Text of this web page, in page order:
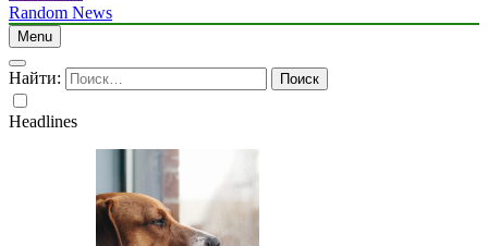
Random News
Menu
Найти:
Headlines